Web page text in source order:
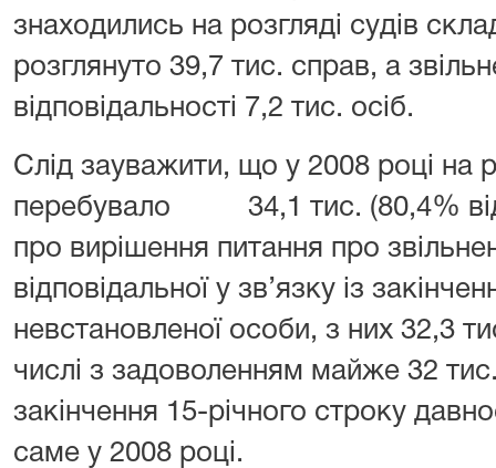
знаходились на розгляді судів
розглянуто 39,7 тис. справ, а
відповідальності 7,2 тис. осіб.
Слід зауважити, що у 2008 році на
перебувало 34,1 тис. (80,4% від
про вирішення питання про
відповідальної у зв’язку із
невстановленої особи, з них 32,3
числі з задоволенням майже 32
закінчення 15-річного строку
саме у 2008 році.